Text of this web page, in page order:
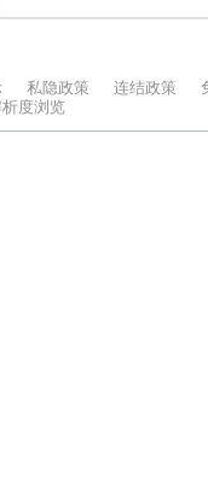
私隐政策 连结政策
度浏览